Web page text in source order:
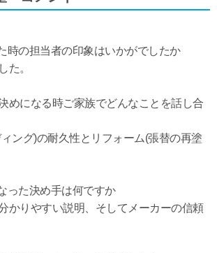
時の担当者の印象はいかがでしたか
た。
めになる時ご家族でどんなことを話し合
ング)の耐久性とリフォーム(張替の再塗
った決め手は何ですか
かりやすい説明、そしてメーカーの信頼